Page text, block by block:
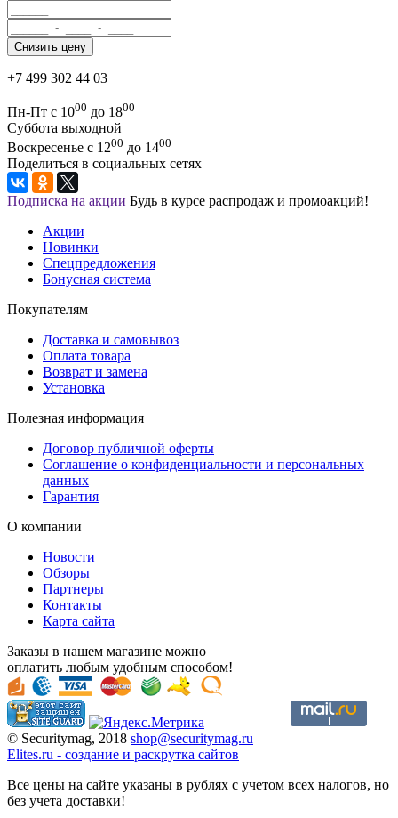
+7 499 302 44 03
Пн-Пт с 1000 до 1800
Суббота выходной
Воскресенье с 1200 до 1400
Поделиться в социальных сетях
Подписка на акции Будь в курсе распродаж и промоакций!
Акции
Новинки
Спецпредложения
Бонусная система
Покупателям
Доставка и самовывоз
Оплата товара
Возврат и замена
Установка
Полезная информация
Договор публичной оферты
Соглашение о конфиденциальности и персональных
данных
Гарантия
О компании
Новости
Обзоры
Партнеры
Контакты
Карта сайта
Заказы в нашем магазине можно
оплатить любым удобным способом!
© Securitymag, 2018 shop@securitymag.ru
Elites.ru - cоздание и раскрутка сайтов
Все цены на сайте указаны в рублях с учетом всех налогов, но
без учета доставки!